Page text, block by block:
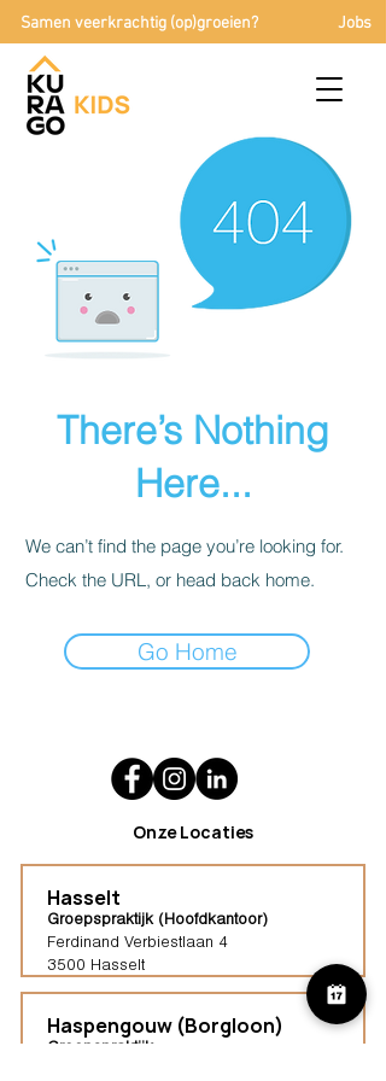
Samen veerkrachtig (op)groeien? Jobs
There’s Nothing
Here...
We can’t find the page you’re looking for.
Check the URL, or head back home.
Go Home
Onze Locaties
Hasselt
Groepspraktijk (Hoofdkantoor)
Ferdinand Verbiestlaan 4
3500 Hasselt
Haspengouw (Borgloon)